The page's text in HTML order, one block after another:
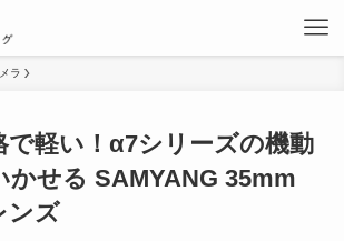
ラ
で軽い！α7シリーズの機動
かせる SAMYANG 35mm
ンズ